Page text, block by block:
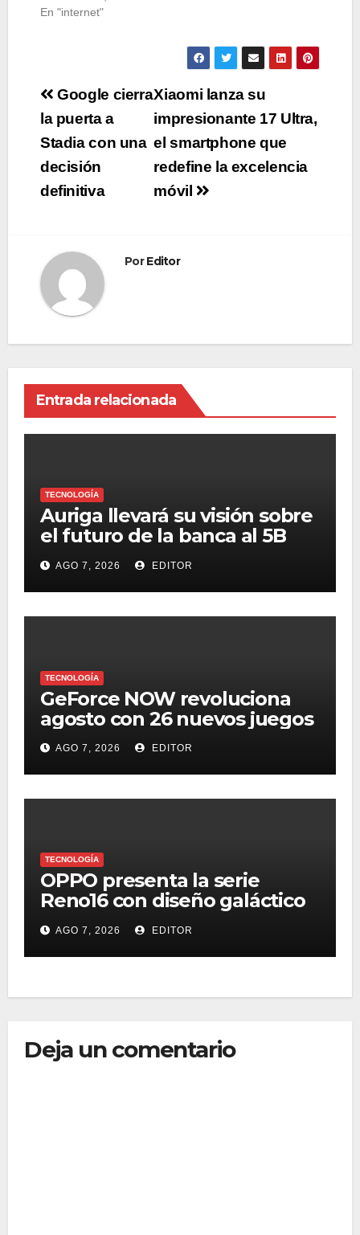
En "internet"
Navegación
de
entradas
Xiaomi lanza su
impresionante 17 Ultra,
el smartphone que
redefine la excelencia
móvil
Google cierra
la puerta a
Stadia con una
decisión
definitiva
PorEditor
Entrada relacionada
TECNOLOGÍA
Auriga llevará su visión sobre
el futuro de la banca al 5B
Digital Summit 2026
AGO 7, 2026 EDITOR
TECNOLOGÍA
GeForce NOW revoluciona
agosto con 26 nuevos juegos
AGO 7, 2026 EDITOR
TECNOLOGÍA
OPPO presenta la serie
Reno16 con diseño galáctico
3D, zoom retrato pro 3.5x y
selfie ultra gran angular 50
MP
AGO 7, 2026 EDITOR
Deja un comentario